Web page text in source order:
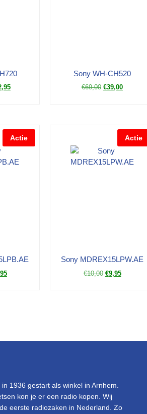
Sony WH-CH520
€69,00 €39,00
Actie Actie
Sony MDREX15LPW.AE
€10,00 €9,95
in 1936 gestart als winkel in Arnhem.
kon je er een radio kopen. Wij
eerste radiozaken in Nederland. Zo